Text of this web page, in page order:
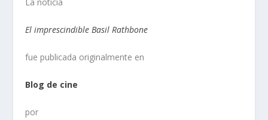
El imprescindible Basil Rathbone
fue publicada originalmente en
Blog de cine
por